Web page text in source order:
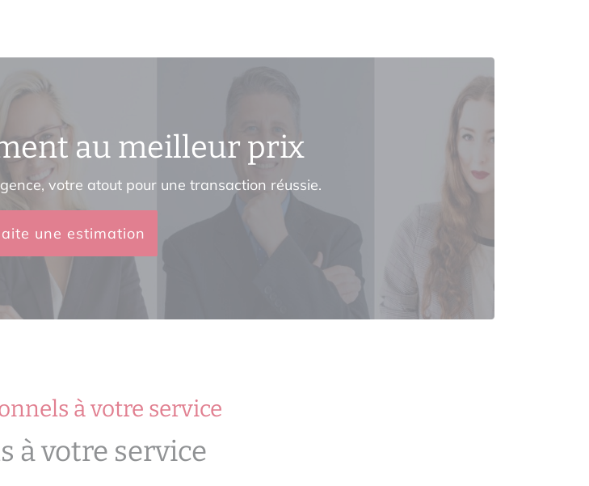
au meilleur prix
votre atout pour une transaction réussie.
une estimation
à votre service
à votre service